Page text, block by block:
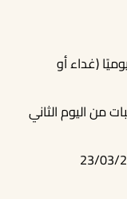
(غداء أو
من اليوم الثاني